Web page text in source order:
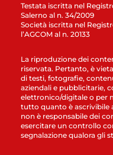
Testata iscritta nel
Salerno al n. 34/2009
Società iscritta nel
l’AGCOM al n. 20133
La riproduzione dei
riservata. Pertanto, è
di testi, fotografie,
aziendali e pubblicitarie,
elettronico/digitale o per
tutto quanto è ascrivibile
non è responsabile dei
esercitare un controllo
segnalazione qualora gli